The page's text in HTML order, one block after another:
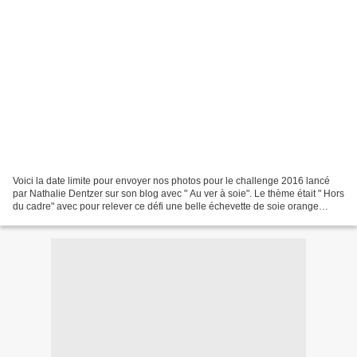
Voici la date limite pour envoyer nos photos pour le challenge 2016 lancé
par Nathalie Dentzer sur son blog avec " Au ver à soie". Le thème était " Hors
du cadre" avec pour relever ce défi une belle échevette de soie orange